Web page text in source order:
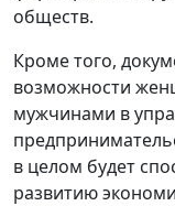
обществ.
Кроме того,
возможности
мужчинами в
в целом будет
развитию